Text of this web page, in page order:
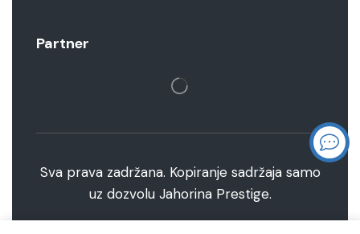
Partner
Sva prava zadržana. Kopiranje sadržaja samo
uz dozvolu Jahorina Prestige.